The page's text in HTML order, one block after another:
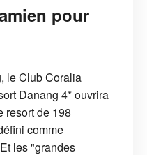
pour
le Club Coralia
Danang 4* ouvrira
resort de 198
comme
les "grandes